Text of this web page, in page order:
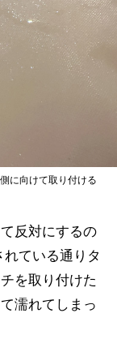
に向けて取り付ける
反対にするの
ている通りタ
を取り付けた
濡れてしまっ